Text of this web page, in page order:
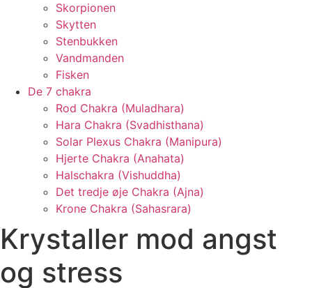
Skorpionen
Skytten
Stenbukken
Vandmanden
Fisken
De 7 chakra
Rod Chakra (Muladhara)
Hara Chakra (Svadhisthana)
Solar Plexus Chakra (Manipura)
Hjerte Chakra (Anahata)
Halschakra (Vishuddha)
Det tredje øje Chakra (Ajna)
Krone Chakra (Sahasrara)
Krystaller mod angst
og stress